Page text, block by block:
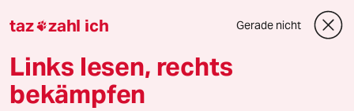
Haben Sie Ihre Fragen schon einmal
an sich selbst gestellt ?
taz zahl ich Gerade nicht
Links lesen, rechts
bekämpfen